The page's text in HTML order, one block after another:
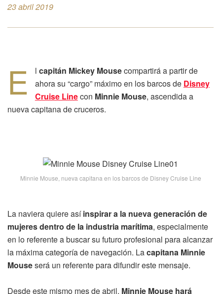
23 abril 2019
E l capitán Mickey Mousecompartirá a partir de
ahora su “cargo” máximo en los barcos de Disney
Cruise Linecon Minnie Mouse, ascendida a
nueva capitana de cruceros.
Minnie Mouse, nueva capitana en los barcos de Disney Cruise Line
La naviera quiere asíinspirar a la nueva generación de
mujeres dentro de la industria marítima, especialmente
en lo referente a buscar su futuro profesional para alcanzar
la máxima categoría de navegación. Lacapitana Minnie
Mouseserá un referente para difundir este mensaje.
Desde este mismo mes de abril, Minnie Mouse hará